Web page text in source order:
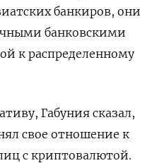
банкиров, они
банковскими
к распределенному
Габуния сказал,
свое отношение к
с криптовалютой.